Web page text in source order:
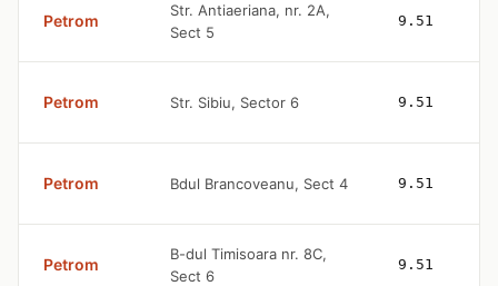
Petrom
Str. Antiaeriana, nr. 2A,
Sect 5
9.51
Petrom Str. Sibiu, Sector 6 9.51
Petrom Bdul Brancoveanu, Sect 4 9.51
Petrom
B-dul Timisoara nr. 8C,
Sect 6
9.51